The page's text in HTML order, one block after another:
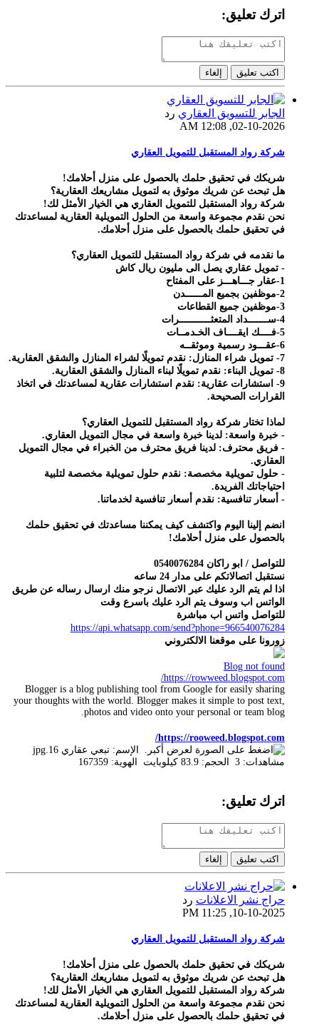
اترك تعليق:
اكتب تعليق إلغاء
الجابر للتسويق العقاري رد
02-10-2026, 12:08 AM
شركة رواد المستقبل للتمويل العقاري
شريكك في تحقيق حلمك بالحصول على منزل أحلامك!
هل تبحث عن شريك موثوق به لتمويل مشاريعك العقارية؟
شركة رواد المستقبل للتمويل العقاري هي الخيار الأمثل لك!
نحن نقدم مجموعة واسعة من الحلول التمويلية العقارية لمساعدتك
في تحقيق حلمك بالحصول على منزل أحلامك.
ما نقدمه في شركة رواد المستقبل للتمويل العقاري؟
- تمويل عقاري يصل الى مليون ريال كاش
1-عقار جـــاهـــز على المفتاح
2-موظفين بجميع المــــــدن
3-موظفين جميع القطاعات
4-ســـــــداد المتعثـــــــــــرات
5-فــــك ايقــــاف الخـدمــات
6-عقـــود رسمية وموثقــه
7- تمويل شراء المنازل: نقدم تمويلًا لشراء المنازل والشقق العقارية.
8- تمويل البناء: نقدم تمويلًا لبناء المنازل والشقق العقارية.
9- استشارات عقارية: نقدم استشارات عقارية لمساعدتك في اتخاذ
القرارات الصحيحة.
لماذا تختار شركة رواد المستقبل للتمويل العقاري؟
- خبرة واسعة: لدينا خبرة واسعة في مجال التمويل العقاري.
- فريق محترف: لدينا فريق محترف من الخبراء في مجال التمويل
العقاري.
- حلول تمويلية مخصصة: نقدم حلول تمويلية مخصصة لتلبية
احتياجاتك الفريدة.
- أسعار تنافسية: نقدم أسعار تنافسية لخدماتنا.
انضم إلينا اليوم واكتشف كيف يمكننا مساعدتك في تحقيق حلمك
بالحصول على منزل أحلامك!
للتواصل / ابو راكان 0540076284
نستقبل اتصالاتكم على مدار 24 ساعه
اذا لم يتم الرد عليك عبر الاتصال نرجو منك ارسال رساله عن طريق
الواتس اب وسوف يتم الرد عليك باسرع وقت
للتواصل واتس اب مباشرة
https://api.whatsapp.com/send?phone=966540076284
زورونا على موقعنا الالكتروني
Blog not found
https://rowweed.blogspot.com/
Blogger is a blog publishing tool from Google for easily sharing
your thoughts with the world. Blogger makes it simple to post text,
photos and video onto your personal or team blog.
https://rooweed.blogspot.com/
اترك تعليق:
اكتب تعليق إلغاء
حراج نشر الاعلانات رد
10-10-2025, 11:25 PM
شركة رواد المستقبل للتمويل العقاري
شريكك في تحقيق حلمك بالحصول على منزل أحلامك!
هل تبحث عن شريك موثوق به لتمويل مشاريعك العقارية؟
شركة رواد المستقبل للتمويل العقاري هي الخيار الأمثل لك!
نحن نقدم مجموعة واسعة من الحلول التمويلية العقارية لمساعدتك
في تحقيق حلمك بالحصول على منزل أحلامك.